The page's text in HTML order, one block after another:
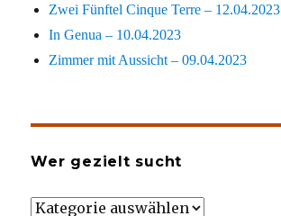
Zwei Fünftel Cinque Terre – 12.04.2023
In Genua – 10.04.2023
Zimmer mit Aussicht – 09.04.2023
Wer gezielt sucht
Wer